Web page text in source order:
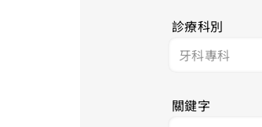
診療科別
關鍵字